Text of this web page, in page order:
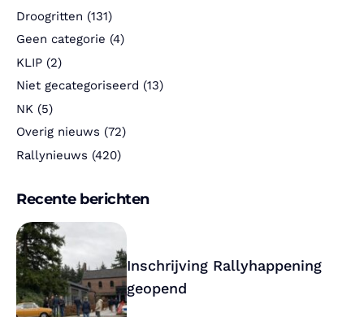
Droogritten (131)
Geen categorie (4)
KLIP (2)
Niet gecategoriseerd (13)
NK (5)
Overig nieuws (72)
Rallynieuws (420)
Recente berichten
Inschrijving Rallyhappening
geopend